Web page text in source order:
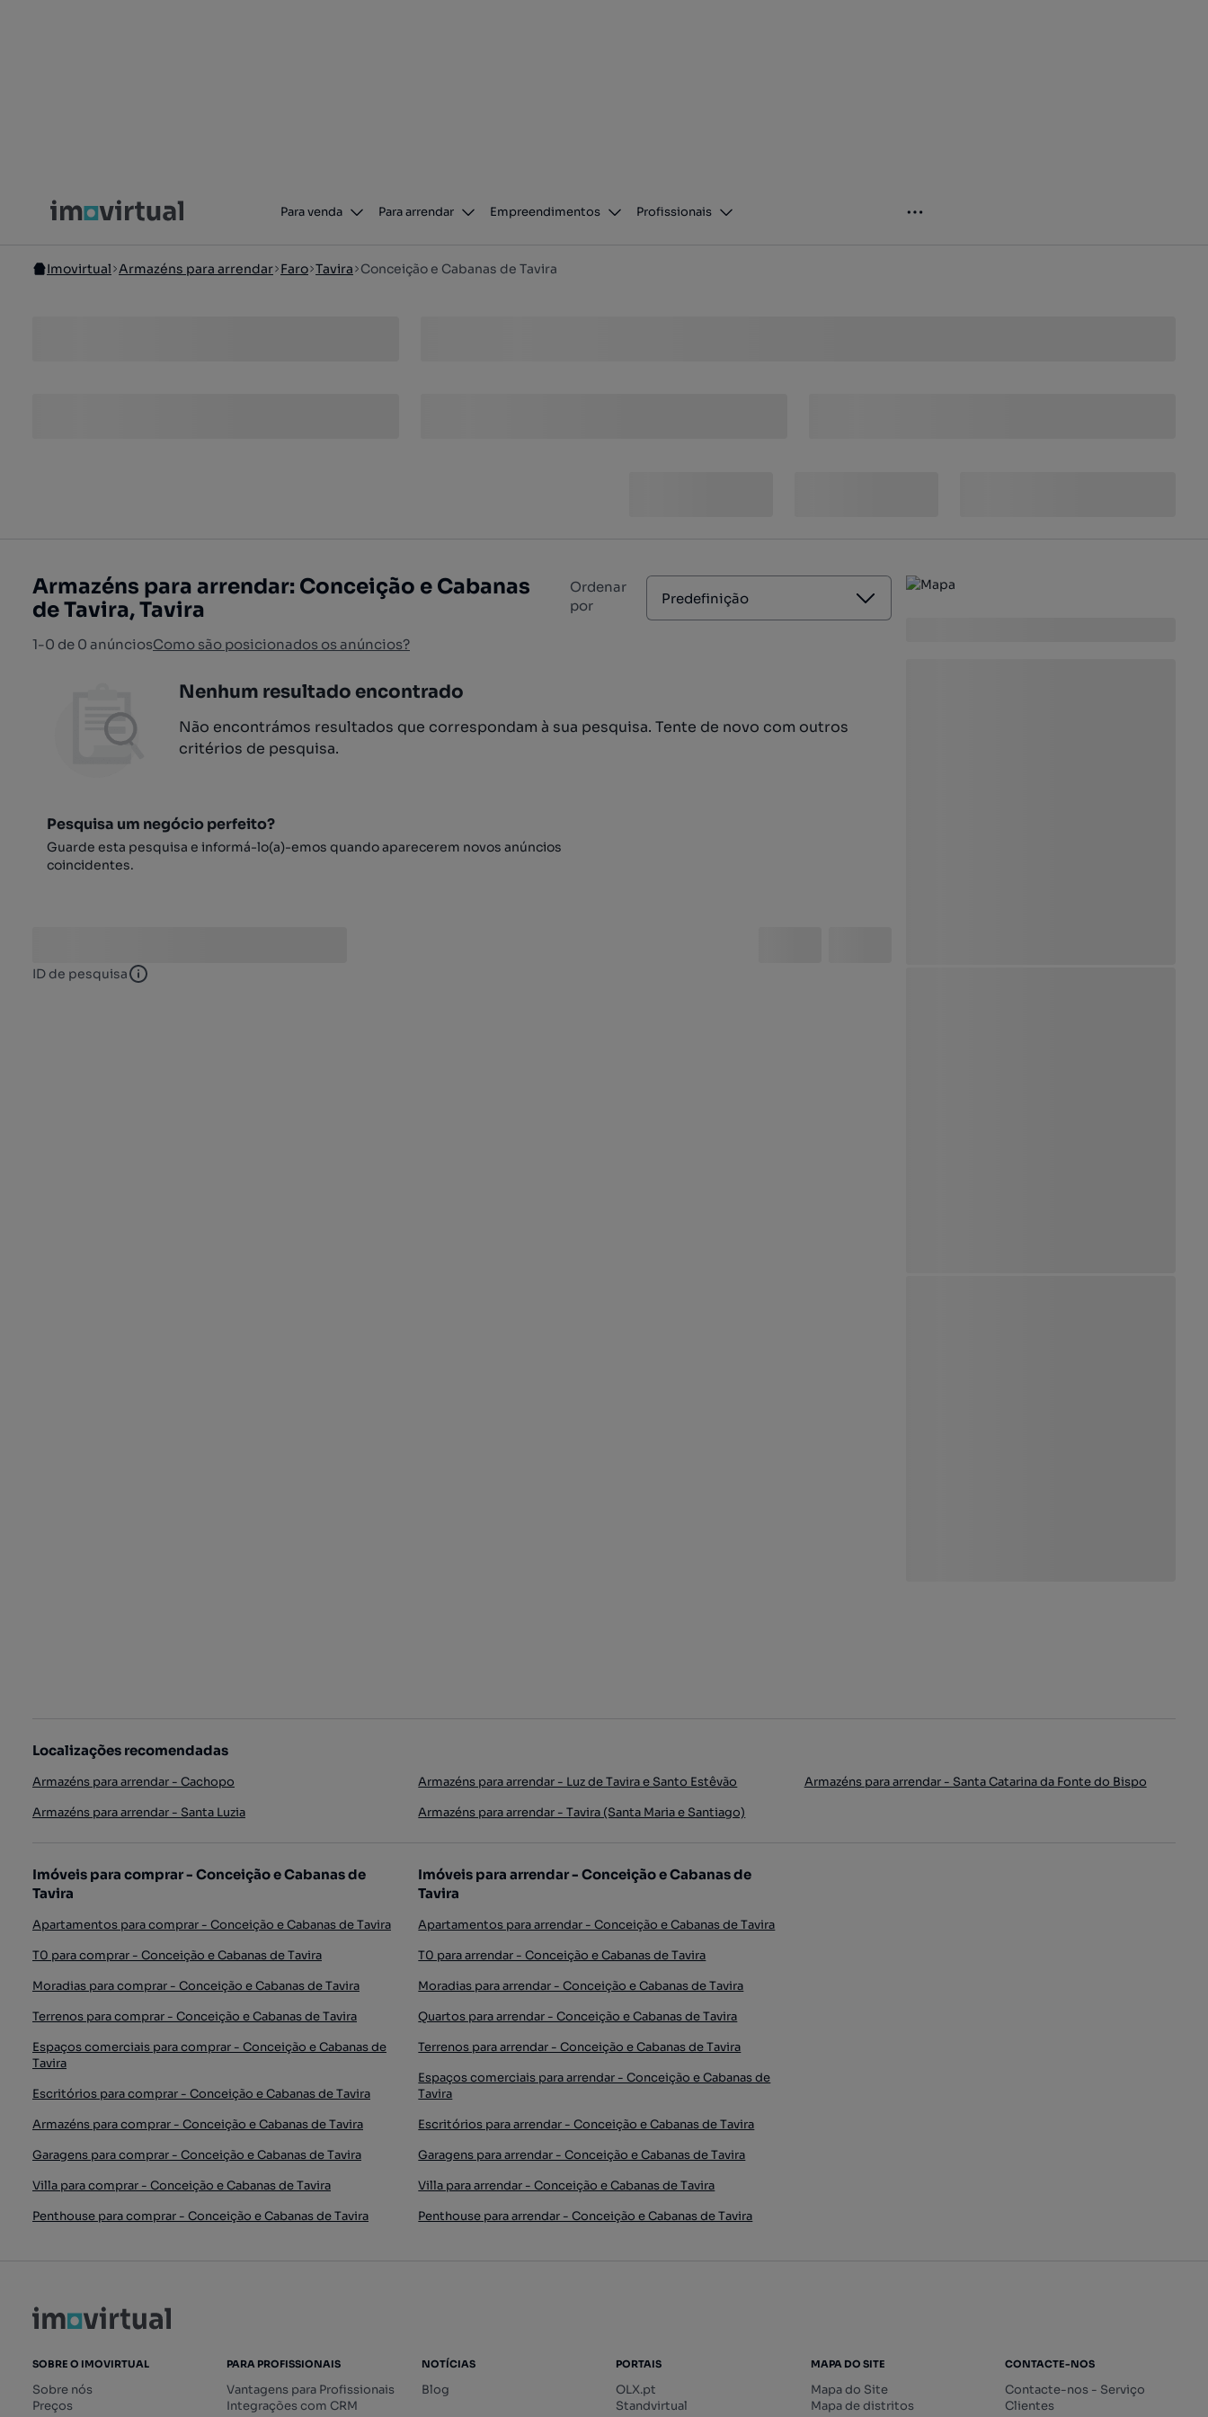
Para venda Para arrendar Empreendimentos Profissionais
Imovirtual Armazéns para arrendar Faro Tavira Conceição e Cabanas de Tavira
Armazéns para arrendar: Conceição e Cabanas
de Tavira, Tavira
1-0 de 0 anúnciosComo são posicionados os anúncios?
Ordenar
por
Predefinição
Nenhum resultado encontrado
Não encontrámos resultados que correspondam à sua pesquisa. Tente de novo com outros
critérios de pesquisa.
Pesquisa um negócio perfeito?
Guarde esta pesquisa e informá-lo(a)-emos quando aparecerem novos anúncios
coincidentes.
ID de pesquisa ID de pesquisa
Localizações recomendadas
Armazéns para arrendar - Cachopo Armazéns para arrendar - Luz de Tavira e Santo Estêvão
Armazéns para arrendar - Santa Catarina da Fonte do Bispo
Armazéns para arrendar - Santa Luzia
Armazéns para arrendar - Tavira (Santa Maria e Santiago)
Imóveis para comprar - Conceição e Cabanas de
Tavira
Apartamentos para comprar - Conceição e Cabanas de Tavira
T0 para comprar - Conceição e Cabanas de Tavira
Moradias para comprar - Conceição e Cabanas de Tavira
Terrenos para comprar - Conceição e Cabanas de Tavira
Espaços comerciais para comprar - Conceição e Cabanas de
Tavira
Escritórios para comprar - Conceição e Cabanas de Tavira
Armazéns para comprar - Conceição e Cabanas de Tavira
Garagens para comprar - Conceição e Cabanas de Tavira
Villa para comprar - Conceição e Cabanas de Tavira
Penthouse para comprar - Conceição e Cabanas de Tavira
Imóveis para arrendar - Conceição e Cabanas de
Tavira
Apartamentos para arrendar - Conceição e Cabanas de Tavira
T0 para arrendar - Conceição e Cabanas de Tavira
Moradias para arrendar - Conceição e Cabanas de Tavira
Quartos para arrendar - Conceição e Cabanas de Tavira
Terrenos para arrendar - Conceição e Cabanas de Tavira
Espaços comerciais para arrendar - Conceição e Cabanas de
Tavira
Escritórios para arrendar - Conceição e Cabanas de Tavira
Garagens para arrendar - Conceição e Cabanas de Tavira
Villa para arrendar - Conceição e Cabanas de Tavira
Penthouse para arrendar - Conceição e Cabanas de Tavira
SOBRE O IMOVIRTUAL
Sobre nós
Preços
PARA PROFISSIONAIS
Vantagens para Profissionais
Integrações com CRM
NOTÍCIAS
Blog
PORTAIS
OLX.pt
Standvirtual
MAPA DO SITE
Mapa do Site
Mapa de distritos
CONTACTE-NOS
Contacte-nos - Serviço
Clientes